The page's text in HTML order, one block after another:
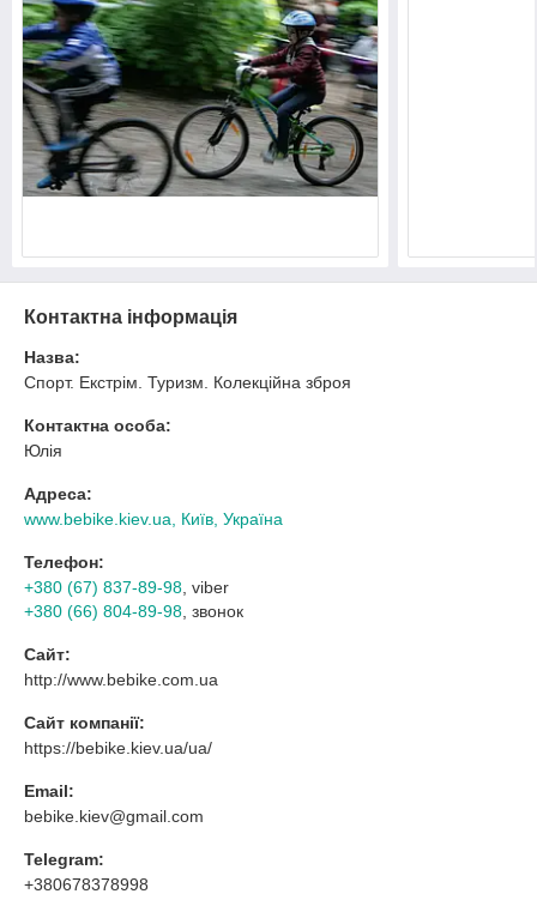
Контактна інформація
Назва:
Спорт. Екстрім. Туризм. Колекційна зброя
Контактна особа:
Юлія
Адреса:
www.bebike.kiev.ua, Київ, Україна
Телефон:
+380 (67) 837-89-98 , viber
+380 (66) 804-89-98 , звонок
Сайт:
http://www.bebike.com.ua
Сайт компанії:
https://bebike.kiev.ua/ua/
Email:
bebike.kiev@gmail.com
Telegram:
+380678378998